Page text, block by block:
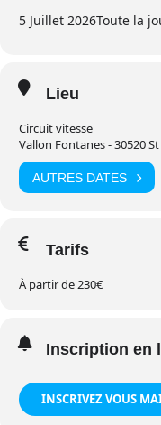
5 Juillet 2026Toute la
Lieu
Circuit vitesse
Vallon Fontanes - 30520
AUTRES DATES
Tarifs
À partir de 230€
Inscription en
INSCRIVEZ VOUS